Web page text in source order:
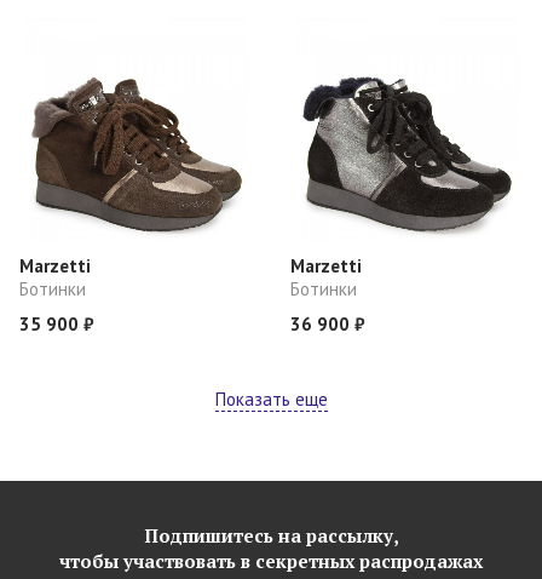
Marzetti
Ботинки
35 900 ₽
Marzetti
Ботинки
36 900 ₽
Показать еще
Подпишитесь на рассылку,
чтобы участвовать в секретных распродажах